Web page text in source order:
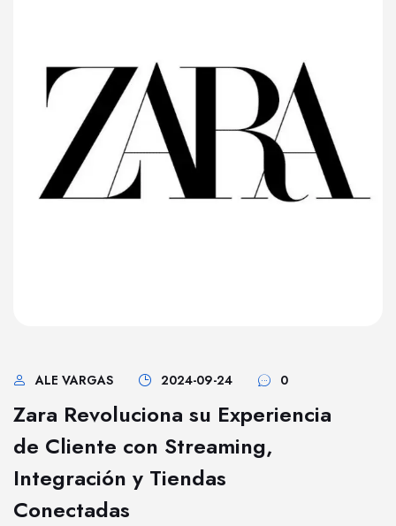
ALE VARGAS 2024-09-24 0
Zara Revoluciona su Experiencia
de Cliente con Streaming,
Integración y Tiendas
Conectadas